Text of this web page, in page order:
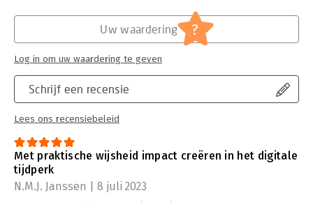
Schrijf een recensie
Lees ons recensiebeleid
Uw waardering ?
Log in om uw waardering te geven
Met praktische wijsheid impact creëren in het digitale
tijdperk
N.M.J. Janssen | 8 juli 2023